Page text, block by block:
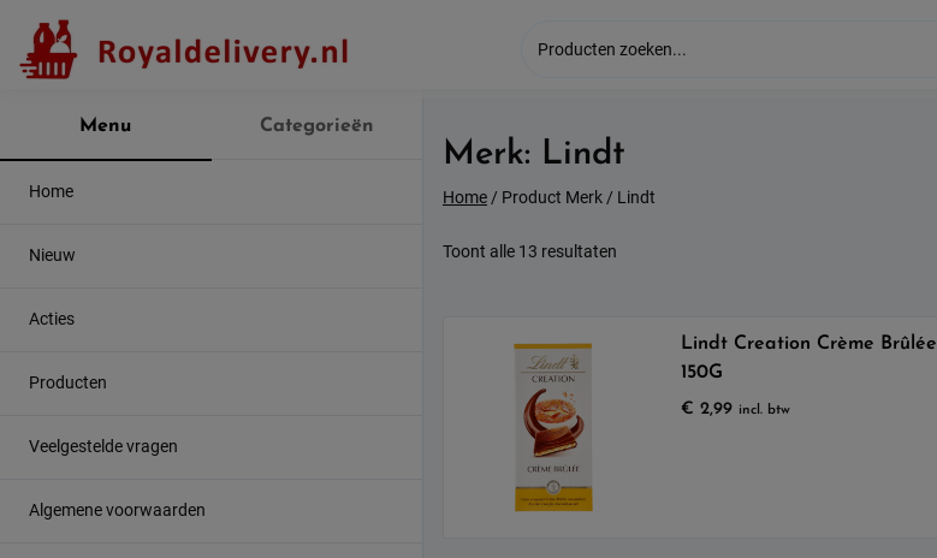
content
Menu Categorieën
Home
Nieuw
Acties
Producten
Veelgestelde vragen
Algemene voorwaarden
Merk: Lindt
Home/ Product Merk / Lindt
Toont alle 13 resultaten
Lindt Creation Crème Brûlée
150G
€ 2,99 incl. btw